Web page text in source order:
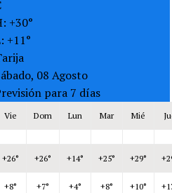
+30°
+11°
08 Agosto
para 7 días
Vie Dom Lun Mar Mié
+26° +26° +14° +25° +29° +
+8° +7° +4° +8° +10° +